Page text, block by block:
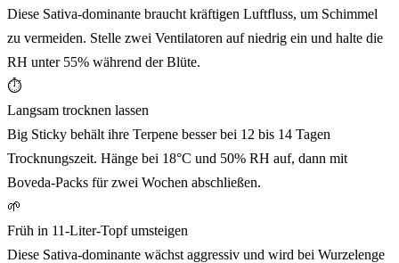
Diese Sativa-dominante braucht kräftigen Luftfluss, um Schimmel
zu vermeiden. Stelle zwei Ventilatoren auf niedrig ein und halte die
RH unter 55% während der Blüte.
⏱️
Langsam trocknen lassen
Big Sticky behält ihre Terpene besser bei 12 bis 14 Tagen
Trocknungszeit. Hänge bei 18°C und 50% RH auf, dann mit
Boveda-Packs für zwei Wochen abschließen.
🌱
Früh in 11-Liter-Topf umsteigen
Diese Sativa-dominante wächst aggressiv und wird bei Wurzelenge